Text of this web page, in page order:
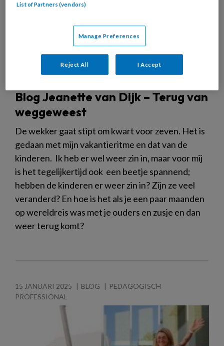
Blog Jeanette van Dijk – Terug van
weggeweest
De wekker gaat stipt om kwart voor zeven. Het is
gedaan met mijn vakantieritme en dat van de
kinderen. Ik heb er wel weer zin in, maar voor mij
is het tegelijkertijd ook een beetje spannend;
hebben de kinderen er weer zin in? Zijn ze veel
veranderd? En hoe is het als je een paar maanden
op wereldreis was met je ouders en zusje en dan
weer terug komt?
15 JANUARI 2025 BLOG
PEDAGOGISCH
PROFESSIONAL
List of Partners (vendors)
Manage Preferences
Reject All I Accept